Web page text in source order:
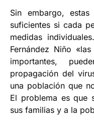
Sin embargo,
suficientes si cada
medidas
Fernández Niño
importantes,
propagación del
una población que
El problema es que
sus familias y a la